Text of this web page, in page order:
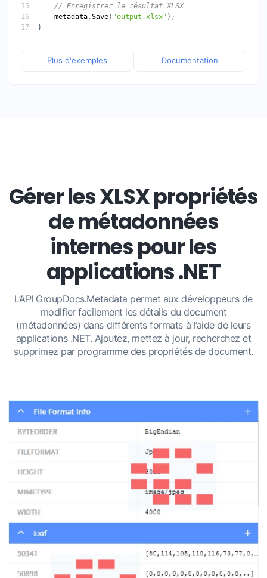
// Enregistrer le résultat XLSX
metadata .Save( "output.xlsx"
Plus d'exemples Documentation
Gérer les XLSX propriétés
de métadonnées
internes pour les
applications .NET
L’API GroupDocs.Metadata permet aux développeurs de
modifier facilement les détails du document
(métadonnées) dans différents formats à l’aide de leurs
applications .NET. Ajoutez, mettez à jour, recherchez et
supprimez par programme des propriétés de document.